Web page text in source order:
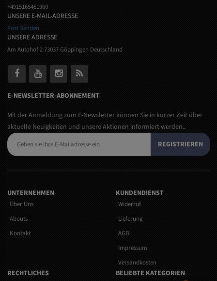
+4915165461960
UNSERE E-MAIL-ADRESSE
Post Senden
UNSERE ADRESSE
Am Autohof 2 73037 Göppingen Deutschland
E-NEWSLETTER-ABONNEMENT
Mit der Anmeldung zum E-Newsletter können Sie in kurzer Zeit über
aktuelle Neuigkeiten und unsere Aktionen informiert werden..
REGISTRIEREN
UNTERNEHMEN
Über Uns
Abouts
Kontakt
KUNDENDIENST
Widerruf
Lieferung
AGB
Impressum
Versandkosten
RECHTLICHES BELIEBTE KATEGORIEN